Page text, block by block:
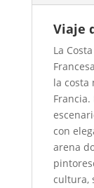
Viaje
La
la costa
con
arena
cultura,